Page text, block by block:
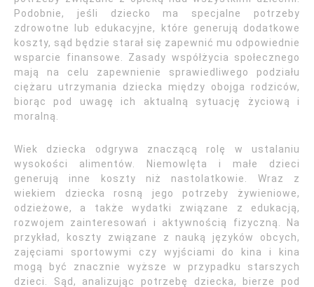
Podobnie, jeśli dziecko ma specjalne potrzeby
zdrowotne lub edukacyjne, które generują dodatkowe
koszty, sąd będzie starał się zapewnić mu odpowiednie
wsparcie finansowe. Zasady współżycia społecznego
mają na celu zapewnienie sprawiedliwego podziału
ciężaru utrzymania dziecka między obojga rodziców,
biorąc pod uwagę ich aktualną sytuację życiową i
moralną.
Wiek dziecka odgrywa znaczącą rolę w ustalaniu
wysokości alimentów. Niemowlęta i małe dzieci
generują inne koszty niż nastolatkowie. Wraz z
wiekiem dziecka rosną jego potrzeby żywieniowe,
odzieżowe, a także wydatki związane z edukacją,
rozwojem zainteresowań i aktywnością fizyczną. Na
przykład, koszty związane z nauką języków obcych,
zajęciami sportowymi czy wyjściami do kina i kina
mogą być znacznie wyższe w przypadku starszych
dzieci. Sąd, analizując potrzebę dziecka, bierze pod